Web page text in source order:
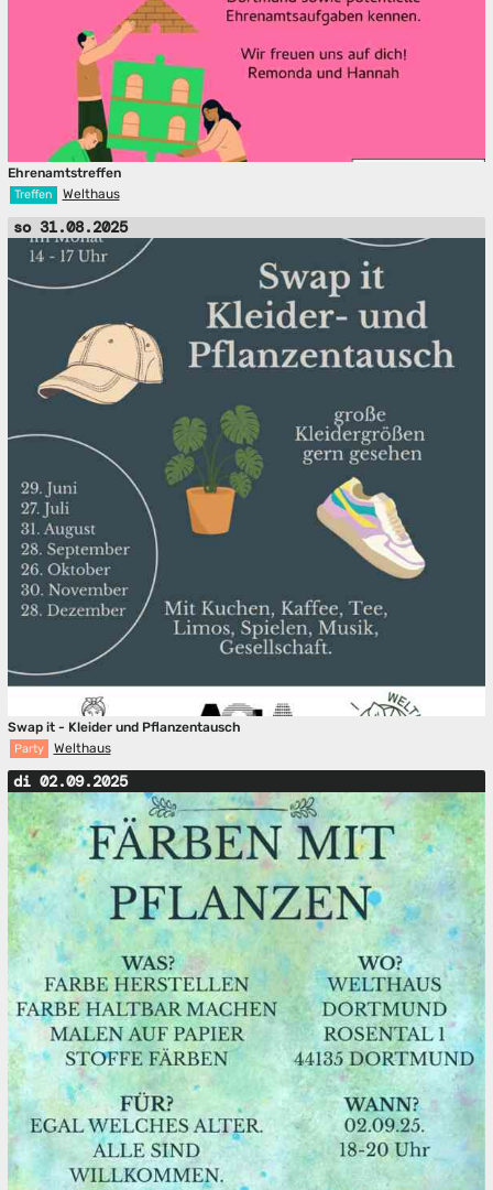
Ehrenamtstreffen
Treffen Welthaus
so 31.08.2025
Swap it - Kleider und Pflanzentausch
Party Welthaus
di 02.09.2025